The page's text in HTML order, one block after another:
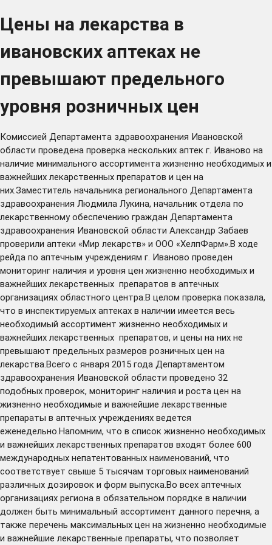
Цены на лекарства в
ивановских аптеках не
превышают предельного
уровня розничных цен
Комиссией Департамента здравоохранения Ивановской
области проведена проверка нескольких аптек г. Иваново на
наличие минимального ассортимента жизненно необходимых и
важнейших лекарственных препаратов и цен на
них.Заместитель начальника регионального Департамента
здравоохранения Людмила Лукина, начальник отдела по
лекарственному обеспечению граждан Департамента
здравоохранения Ивановской области Александр Забаев
проверили аптеки «Мир лекарств» и ООО «ХелпФарм».В ходе
рейда по аптечным учреждениям г. Иваново проведен
мониторинг наличия и уровня цен жизненно необходимых и
важнейших лекарственных препаратов в аптечных
организациях областного центра.В целом проверка показала,
что в инспектируемых аптеках в наличии имеется весь
необходимый ассортимент жизненно необходимых и
важнейших лекарственных препаратов, и цены на них не
превышают предельных размеров розничных цен на
лекарства.Всего с января 2015 года Департаментом
здравоохранения Ивановской области проведено 32
подобных проверок, мониторинг наличия и роста цен на
жизненно необходимые и важнейшие лекарственные
препараты в аптечных учреждениях ведется
еженедельно.Напомним, что в список жизненно необходимых
и важнейших лекарственных препаратов входят более 600
международных непатентованных наименований, что
соответствует свыше 5 тысячам торговых наименований
различных дозировок и форм выпуска.Во всех аптечных
организациях региона в обязательном порядке в наличии
должен быть минимальный ассортимент данного перечня, а
также перечень максимальных цен на жизненно необходимые
и важнейшие лекарственные препараты, что позволяет